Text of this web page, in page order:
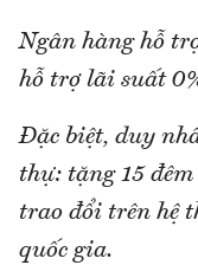
Ngân hàng hỗ
hỗ trợ lãi suất
Đặc biệt, duy
thự: tặng 15
trao đổi trên hệ
quốc gia.